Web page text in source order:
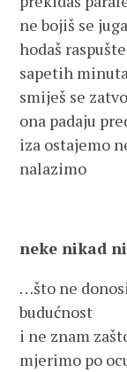
ne bojiš se
hodaš
sapetih
smiješ se
ona padaju
iza ostajemo
nalazimo
neke nikad
…što ne
budućnost
i ne znam
mjerimo po